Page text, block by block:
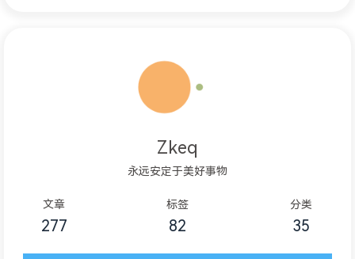
Zkeq
永远安定于美好事物
文章
277
标签
82
分类
35